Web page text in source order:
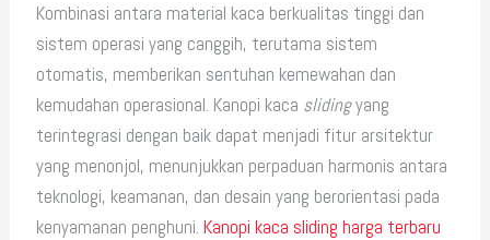
Kombinasi antara material kaca berkualitas tinggi dan
sistem operasi yang canggih, terutama sistem
otomatis, memberikan sentuhan kemewahan dan
kemudahan operasional. Kanopi kaca slidingyang
terintegrasi dengan baik dapat menjadi fitur arsitektur
yang menonjol, menunjukkan perpaduan harmonis antara
teknologi, keamanan, dan desain yang berorientasi pada
kenyamanan penghuni.Kanopi kaca sliding harga terbaru